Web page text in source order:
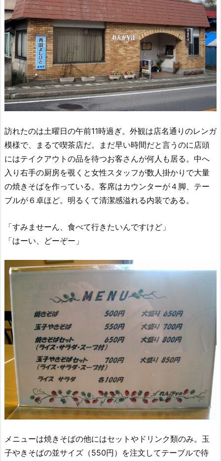
訪れたのは土曜日の午前11時過ぎ。外観は店名通りのレンガ
模様で、まるで喫茶店だ。まだ早い時間だと言うのに店頭
にはテイクアウトの品を待つお客さんが何人も居る。中へ
入り右手の厨房を覗くと女性スタッフが数人掛かりで大量
の焼きそばを作っている。客席はカウンターが４脚、テー
ブルが６卓ほど。明るくて清潔感溢れる内装である。
「すみませーん、食べて行きたいんですけど」
「はーい、どーぞー」
メニューは焼きそばの他にはセットやドリンク類のみ。玉
子やきそばの並サイズ（550円）を注文してテーブルで待